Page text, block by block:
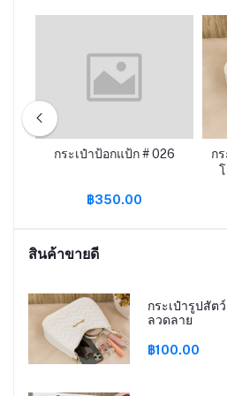
กระเป๋าป้อกแป้ก # 026
฿350.00
ก
สินค้าขายดี
กระเป๋ารูปสัต
ลวดลาย
฿100.00